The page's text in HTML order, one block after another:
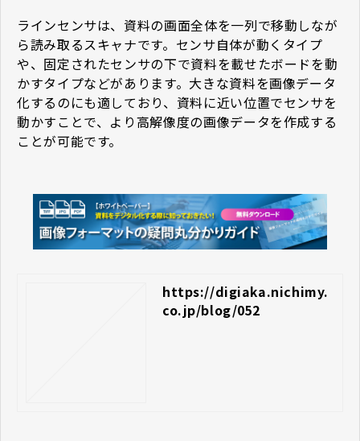
ラインセンサは、資料の画面全体を一列で移動しなが
ら読み取るスキャナです。センサ自体が動くタイプ
や、固定されたセンサの下で資料を載せたボードを動
かすタイプなどがあります。大きな資料を画像データ
化するのにも適しており、資料に近い位置でセンサを
動かすことで、より高解像度の画像データを作成する
ことが可能です。
https://digiaka.nichimy.
co.jp/blog/052